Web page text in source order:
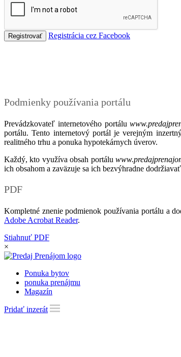
Registrácia cez Facebook
Podmienky používania portálu
Prevádzkovateľ internetového portálu
portálu. Tento internetový portál je verejným
realitného trhu a ponuka hypotekárnych úverov.
Každý, kto využíva obsah portálu
ich obsahom a zaväzuje sa ich bezvýhradne
PDF
Kompletné znenie podmienok používania portálu a
Adobe Acrobat Reader.
Stiahnuť PDF
×
Ponuka bytov
ponuka prenájmu
Magazín
Pridať inzerát